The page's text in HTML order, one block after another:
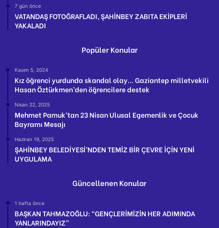
7 gün önce
VATANDAŞ FOTOĞRAFLADI, ŞAHİNBEY ZABITA EKİPLERİ
YAKALADI
Popüler Konular
Kasım 5, 2024
Kız öğrenci yurdunda skandal olay… Gaziantep milletvekili
Hasan Öztürkmen’den öğrencilere destek
Nisan 22, 2025
Mehmet Pamuk’tan 23 Nisan Ulusal Egemenlik ve Çocuk
Bayramı Mesajı
Haziran 19, 2025
ŞAHİNBEY BELEDİYESİ’NDEN TEMİZ BİR ÇEVRE İÇİN YENİ
UYGULAMA
Güncellenen Konular
1 hafta önce
BAŞKAN TAHMAZOĞLU: “GENÇLERİMİZİN HER ADIMINDA
YANLARINDAYIZ”